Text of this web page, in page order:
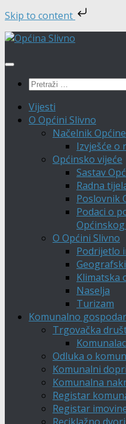
Skip to content
Skip
content
Pretraži:
Vijesti
O Općini Slivno
Načelnik Općine
Izvješće o
Općinsko vijeće
Sastav
Radna
Poslovnik
Podaci o
O Općini Slivno
Podrijetlo
Klimatska
Naselja
Turizam
Komunalno
Trgovačka
Odluka o
Komunalni
Komunalna
Registar
Registar